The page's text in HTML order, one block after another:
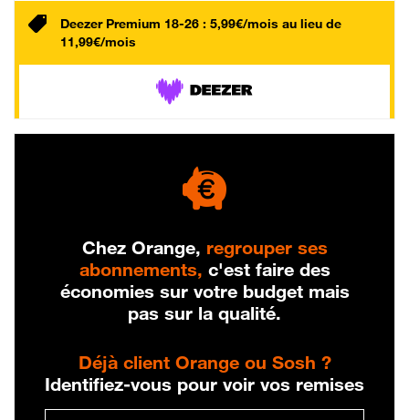
Deezer Premium 18-26 : 5,99€/mois au lieu de
11,99€/mois
Chez Orange, regrouper ses
abonnements, c'est faire des
économies sur votre budget mais
pas sur la qualité.
Déjà client Orange ou Sosh ?
Identifiez-vous pour voir vos remises